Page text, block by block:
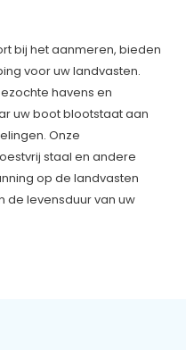
bij het aanmeren, bieden
voor uw landvasten.
havens en
uw boot blootstaat aan
Onze
staal en andere
op de landvasten
de levensduur van uw